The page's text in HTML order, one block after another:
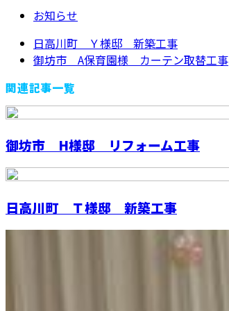
お知らせ
日高川町 Ｙ様邸 新築工事
御坊市 A保育園様 カーテン取替工事
関連記事一覧
御坊市 H様邸 リフォーム工事
日高川町 Ｔ様邸 新築工事